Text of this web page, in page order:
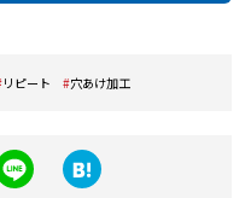
リピート 穴あけ加工
Li